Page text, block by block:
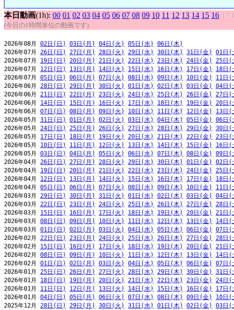
本日動画(1h): 00 01 02 03 04 05 06 07 08 09 10 11 12 13 14 15 16 17
(今日の1時間単位の動画です)
2026年08月 02日(日) 03日(月) 04日(火) 05日(水)
06日(木)
2026年07月 26日(日) 27日(月) 28日(火) 29日(水) 30日(木) 31日(金)
01日(
2026年07月 19日(日) 20日(月) 21日(火) 22日(水) 23日(木) 24日(金)
25日(
2026年07月 12日(日) 13日(月) 14日(火) 15日(水) 16日(木) 17日(金)
18日(
2026年07月 05日(日) 06日(月) 07日(火) 08日(水) 09日(木) 10日(金)
11日(
2026年06月 28日(日) 29日(月) 30日(火) 01日(水) 02日(木) 03日(金)
04日(
2026年06月 21日(日) 22日(月) 23日(火) 24日(水) 25日(木) 26日(金)
27日(
2026年06月 14日(日) 15日(月) 16日(火) 17日(水) 18日(木) 19日(金)
20日(
2026年06月 07日(日) 08日(月) 09日(火) 10日(水) 11日(木) 12日(金)
13日(
2026年05月 31日(日) 01日(月) 02日(火) 03日(水) 04日(木) 05日(金)
06日(
2026年05月 24日(日) 25日(月) 26日(火) 27日(水) 28日(木) 29日(金)
30日(
2026年05月 17日(日) 18日(月) 19日(火) 20日(水) 21日(木) 22日(金)
23日(
2026年05月 10日(日) 11日(月) 12日(火) 13日(水) 14日(木) 15日(金)
16日(
2026年05月 03日(日) 04日(月) 05日(火) 06日(水) 07日(木) 08日(金)
09日(
2026年04月 26日(日) 27日(月) 28日(火) 29日(水) 30日(木) 01日(金)
02日(
2026年04月 19日(日) 20日(月) 21日(火) 22日(水) 23日(木) 24日(金)
25日(
2026年04月 12日(日) 13日(月) 14日(火) 15日(水) 16日(木) 17日(金)
18日(
2026年04月 05日(日) 06日(月) 07日(火) 08日(水) 09日(木) 10日(金)
11日(
2026年03月 29日(日) 30日(月) 31日(火) 01日(水) 02日(木) 03日(金)
04日(
2026年03月 22日(日) 23日(月) 24日(火) 25日(水) 26日(木) 27日(金)
28日(
2026年03月 15日(日) 16日(月) 17日(火) 18日(水) 19日(木) 20日(金)
21日(
2026年03月 08日(日) 09日(月) 10日(火) 11日(水) 12日(木) 13日(金)
14日(
2026年03月 01日(日) 02日(月) 03日(火) 04日(水) 05日(木) 06日(金)
07日(
2026年02月 22日(日) 23日(月) 24日(火) 25日(水) 26日(木) 27日(金)
28日(
2026年02月 15日(日) 16日(月) 17日(火) 18日(水) 19日(木) 20日(金)
21日(
2026年02月 08日(日) 09日(月) 10日(火) 11日(水) 12日(木) 13日(金)
14日(
2026年02月 01日(日) 02日(月) 03日(火) 04日(水) 05日(木) 06日(金)
07日(
2026年01月 25日(日) 26日(月) 27日(火) 28日(水) 29日(木) 30日(金)
31日(
2026年01月 18日(日) 19日(月) 20日(火) 21日(水) 22日(木) 23日(金)
24日(
2026年01月 11日(日) 12日(月) 13日(火) 14日(水) 15日(木) 16日(金)
17日(
2026年01月 04日(日) 05日(月) 06日(火) 07日(水) 08日(木) 09日(金)
10日(
2025年12月 28日(日) 29日(月) 30日(火) 31日(水) 01日(木) 02日(金)
03日(